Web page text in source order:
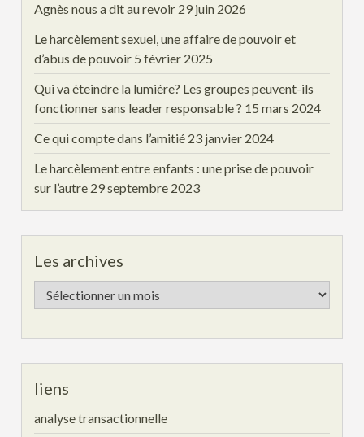
Agnès nous a dit au revoir 29 juin 2026
Le harcèlement sexuel, une affaire de pouvoir et
d’abus de pouvoir 5 février 2025
Qui va éteindre la lumière? Les groupes peuvent-ils
fonctionner sans leader responsable ? 15 mars 2024
Ce qui compte dans l’amitié 23 janvier 2024
Le harcèlement entre enfants : une prise de pouvoir
sur l’autre 29 septembre 2023
Les archives
Les
archives
liens
analyse transactionnelle